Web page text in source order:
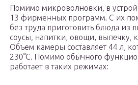
Помимо микроволновки, в
13 фирменных программ. С их
без труда приготовить блюда из
соусы, напитки, овощи, выпечку,
Объем камеры составляет 44 л,
230°С. Помимо обычного
работает в таких режимах: